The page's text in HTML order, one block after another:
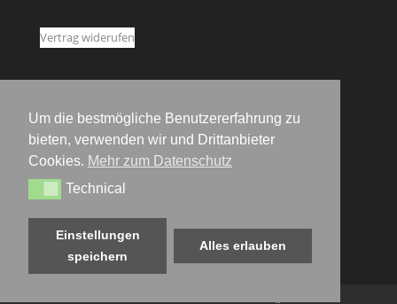
Vertrag widerufen
Um die bestmögliche Benutzererfahrung zu
bieten, verwenden wir und Drittanbieter
Cookies. Mehr zum Datenschutz
TechnicalTechnical
Einstellungen
speichern
Alles erlauben